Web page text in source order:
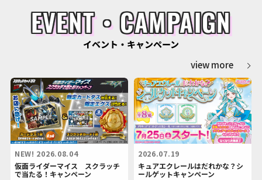
EVENT・CAMPAIGN
イベント・キャンペーン
view more
NEW! 2026.08.04
仮面ライダーマイス スクラッチ
で当たる！キャンペーン
2026.07.19
キュアエクレールはだれかな？シ
ールゲットキャンペーン